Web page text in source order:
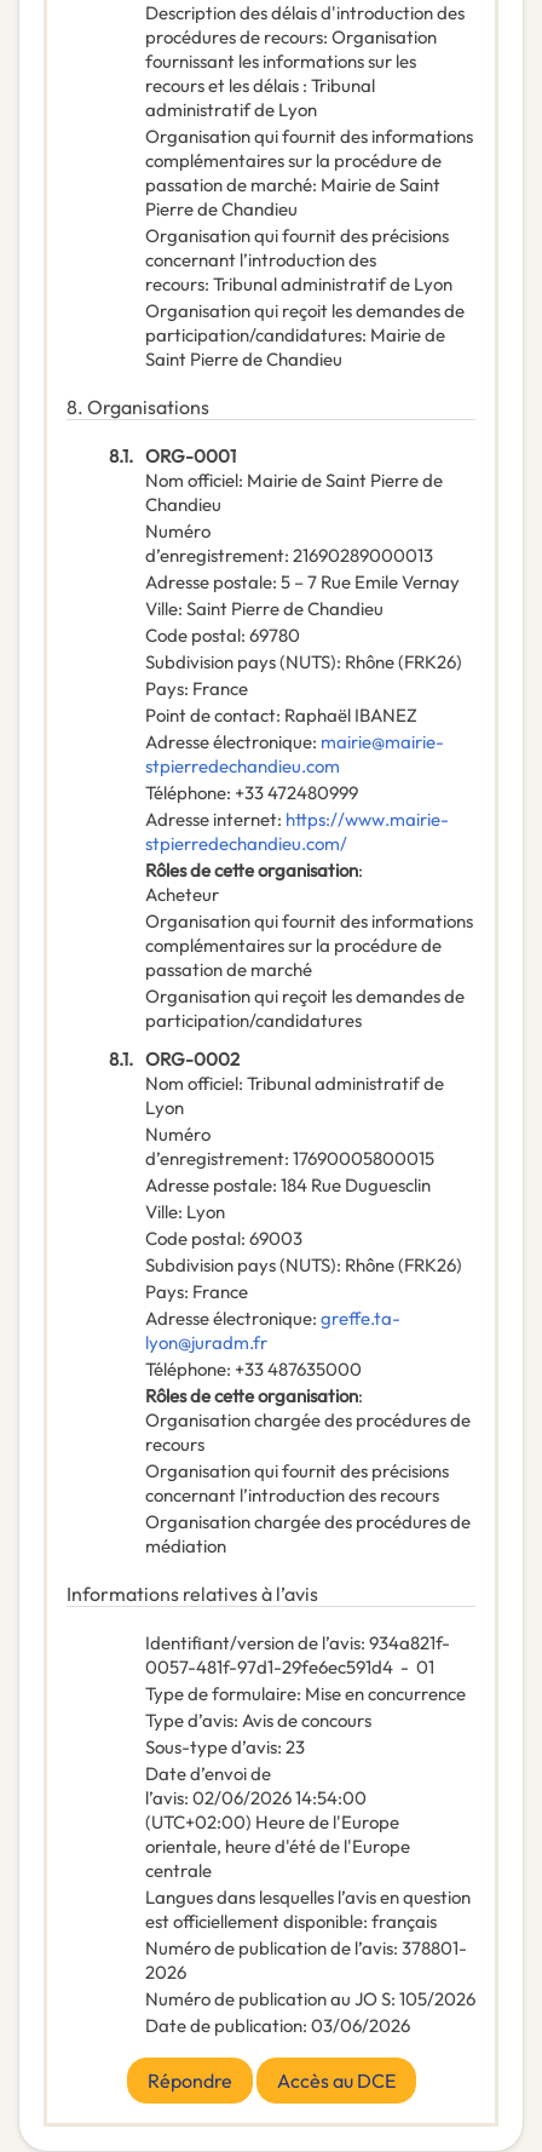
Description des délais d'introduction des
procédures de recours: Organisation
fournissant les informations sur les
recours et les délais : Tribunal
administratif de Lyon
Organisation qui fournit des informations
complémentaires sur la procédure de
passation de marché: Mairie de Saint
Pierre de Chandieu
Organisation qui fournit des précisions
concernant l’introduction des
recours: Tribunal administratif de Lyon
Organisation qui reçoit les demandes de
participation/candidatures: Mairie de
Saint Pierre de Chandieu
8. Organisations
8.1. ORG-0001
Nom officiel: Mairie de Saint Pierre de
Chandieu
Numéro
d’enregistrement: 21690289000013
Adresse postale: 5 – 7 Rue Emile Vernay
Ville: Saint Pierre de Chandieu
Code postal: 69780
Subdivision pays (NUTS): Rhône(FRK26)
Pays: France
Point de contact: Raphaël IBANEZ
Adresse électronique: mairie@mairie-
stpierredechandieu.com
Téléphone: +33 472480999
Adresse internet: https://www.mairie-
stpierredechandieu.com/
Rôles de cette organisation:
Acheteur
Organisation qui fournit des informations
complémentaires sur la procédure de
passation de marché
Organisation qui reçoit les demandes de
participation/candidatures
8.1. ORG-0002
Nom officiel: Tribunal administratif de
Lyon
Numéro
d’enregistrement: 17690005800015
Adresse postale: 184 Rue Duguesclin
Ville: Lyon
Code postal: 69003
Subdivision pays (NUTS): Rhône(FRK26)
Pays: France
Adresse électronique: greffe.ta-
lyon@juradm.fr
Téléphone: +33 487635000
Rôles de cette organisation:
Organisation chargée des procédures de
recours
Organisation qui fournit des précisions
concernant l’introduction des recours
Organisation chargée des procédures de
médiation
Informations relatives à l’avis
Identifiant/version de l’avis: 934a821f-
0057-481f-97d1-29fe6ec591d4 - 01
Type de formulaire: Mise en concurrence
Type d’avis: Avis de concours
Sous-type d’avis: 23
Date d’envoi de
l’avis: 02/06/202614:54:00
(UTC+02:00) Heure de l'Europe
orientale, heure d'été de l'Europe
centrale
Langues dans lesquelles l’avis en question
est officiellement disponible: français
Numéro de publication de l’avis: 378801-
2026
Numéro de publication au JO S: 105/2026
Date de publication: 03/06/2026
Répondre Accès au DCE